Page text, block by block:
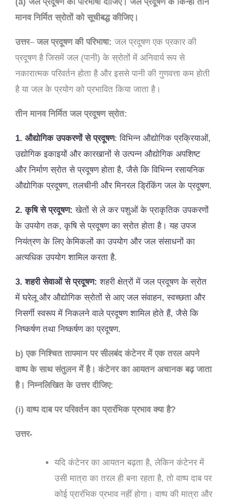
मानव निर्मित स्रोतों को सूचीबद्ध कीजिए।
उत्तर– जल प्रदूषण की परिभाषा: जल प्रदूषण एक प्रकार की
प्रदूषण है जिसमें जल (पानी) के स्रोतों में अनिवार्य रूप से
नकारात्मक परिवर्तन होता है और इससे पानी की गुणवत्ता कम होती
है या जल के प्रयोग को प्रभावित किया जाता है।
तीन मानव निर्मित जल प्रदूषण स्रोत:
1. औद्योगिक उपकरणों से प्रदूषण: विभिन्न औद्योगिक प्रक्रियाओं,
उद्योगिक इकाइयों और कारखानों से उत्पन्न औद्योगिक अपशिष्ट
और निर्माण स्रोत से प्रदूषण होता है, जैसे कि विभिन्न रसायनिक
औद्योगिक प्रदूषण, तलचीनी और मिनरल ड्रिंकिंग जल के प्रदूषण.
2. कृषि से प्रदूषण: खेतों से ले कर पशुओं के प्राकृतिक उपकरणों
के उपयोग तक, कृषि से प्रदूषण का स्रोत होता है। यह उपज
नियंत्रण के लिए केमिकलों का उपयोग और जल संसाधनों का
अत्यधिक उपयोग शामिल करता है.
3. शहरी सेवाओं से प्रदूषण: शहरी क्षेत्रों में जल प्रदूषण के स्रोत
में घरेलू और औद्योगिक स्रोतों से आए जल संवाहन, स्वच्छता और
निसर्गी स्वरूप में निकलने वाले प्रदूषण शामिल होते हैं, जैसे कि
निष्कर्षण तथा निष्कर्षण का प्रदूषण.
b) एक निश्चित तापमान पर सीलबंद कंटेनर में एक तरल अपने
वाष्प के साथ संतुलन में है। कंटेनर का आयतन अचानक बढ़ जाता
है। निम्नलिखित के उत्तर दीजिए:
(i) वाष्प दाब पर परिवर्तन का प्रारंभिक प्रभाव क्या है?
उत्तर-
यदि कंटेनर का आयतन बढ़ता है, लेकिन कंटेनर में
उसी मात्रा का तरल ही बना रहता है, तो वाष्प दाब पर
कोई प्रारंभिक प्रभाव नहीं होगा। वाष्प की मात्रा और